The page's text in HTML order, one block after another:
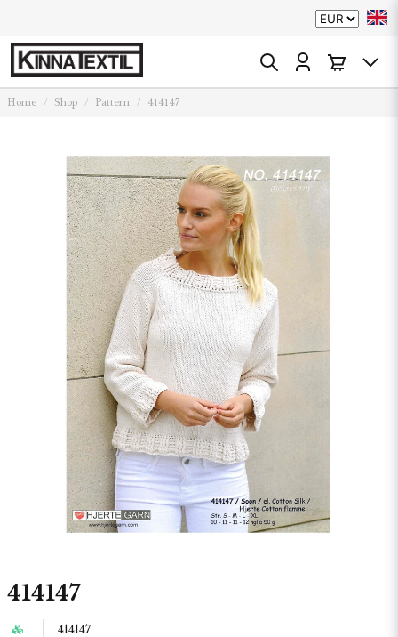
Home Shop Pattern 414147
414147
414147